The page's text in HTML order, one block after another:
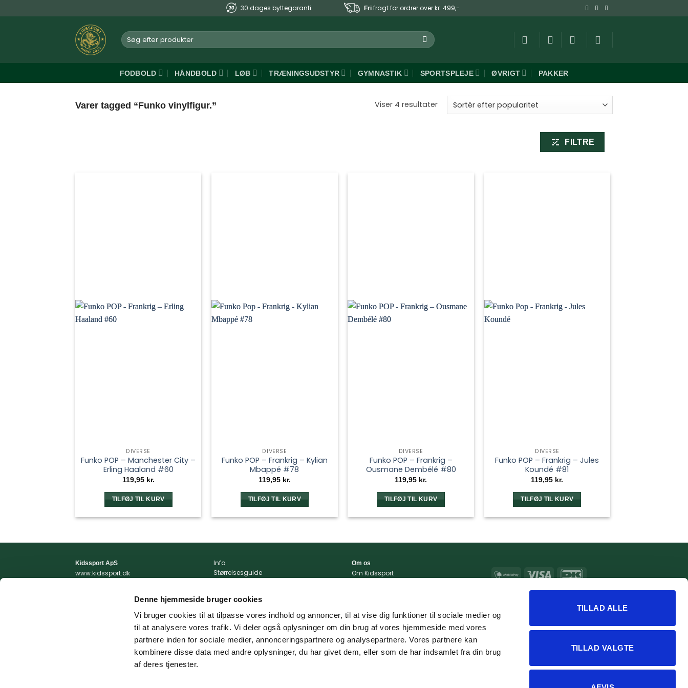
Denne hjemmeside bruger cookies
Vi bruger cookies til at tilpasse vores indhold og annoncer, til at vise dig funktioner til sociale medier og
til at analysere vores trafik. Vi deler også oplysninger om din brug af vores hjemmeside med vores
partnere inden for sociale medier, annonceringspartnere og analysepartnere. Vores partnere kan
kombinere disse data med andre oplysninger, du har givet dem, eller som de har indsamlet fra din brug
af deres tjenester.
TILLAD ALLE
TILLAD VALGTE
til
30 dages byttegaranti Fri fragt for ordrer over kr. 499,-
Søg
efter:
FODBOLD HÅNDBOLD LØB TRÆNINGSUDSTYR GYMNASTIK SPORTSPLEJE ØVRIGT PAKKER
Varer tagged “Funko vinylfigur.” Viser 4 resultaterSorteret
efter
FILTRE
DIVERSE
Funko POP – Manchester City –
Erling Haaland #60
119,95 kr.
TILFØJ TIL KURV
DIVERSE
Funko POP – Frankrig – Kylian
Mbappé #78
119,95 kr.
TILFØJ TIL KURV
DIVERSE
Funko POP – Frankrig –
Ousmane Dembélé #80
119,95 kr.
TILFØJ TIL KURV
DIVERSE
Funko POP – Frankrig – Jules
Koundé #81
119,95 kr.
TILFØJ TIL KURV
Kidssport ApS
www.kidssport.dk
Info
Størrelsesguide
Min konto
Retur
Returportal
Fragt og levering
Om os
Om Kidssport
MobilePay Visa
MasterCardApple
Google